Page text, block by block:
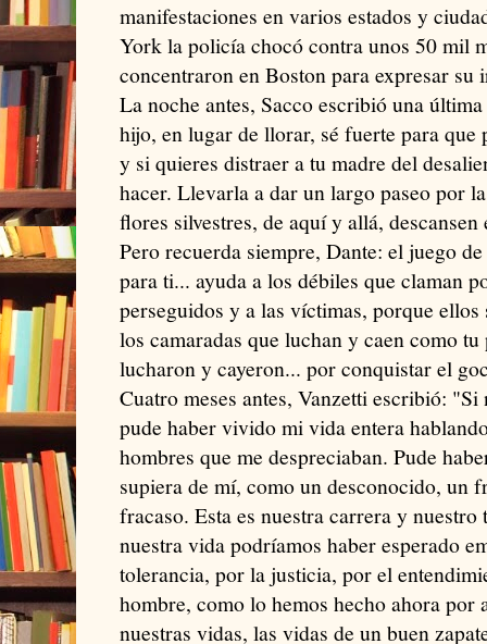
manifestaciones en varios estados y
York la policía chocó contra unos 50 mil
concentraron en Boston para expresar su
La noche antes, Sacco escribió una
hijo, en lugar de llorar, sé fuerte para que
y si quieres distraer a tu madre del
hacer. Llevarla a dar un largo paseo por
flores silvestres, de aquí y allá,
Pero recuerda siempre, Dante: el juego
para ti... ayuda a los débiles que claman
perseguidos y a las víctimas, porque
los camaradas que luchan y caen como
lucharon y cayeron... por conquistar el
Cuatro meses antes, Vanzetti escribió:
pude haber vivido mi vida entera
hombres que me despreciaban. Pude
supiera de mí, como un desconocido, un
fracaso. Esta es nuestra carrera y
nuestra vida podríamos haber esperado
tolerancia, por la justicia, por el
hombre, como lo hemos hecho ahora por
nuestras vidas, las vidas de un buen